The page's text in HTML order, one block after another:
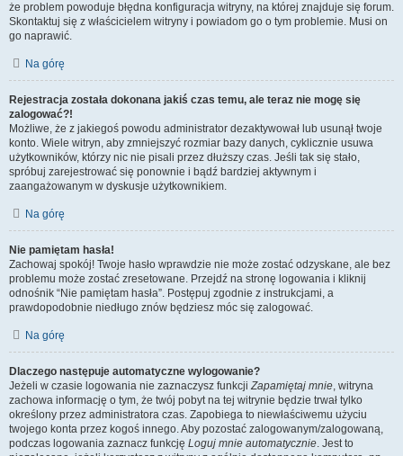
że problem powoduje błędna konfiguracja witryny, na której znajduje się forum.
Skontaktuj się z właścicielem witryny i powiadom go o tym problemie. Musi on
go naprawić.
Na górę
Rejestracja została dokonana jakiś czas temu, ale teraz nie mogę się
zalogować?!
Możliwe, że z jakiegoś powodu administrator dezaktywował lub usunął twoje
konto. Wiele witryn, aby zmniejszyć rozmiar bazy danych, cyklicznie usuwa
użytkowników, którzy nic nie pisali przez dłuższy czas. Jeśli tak się stało,
spróbuj zarejestrować się ponownie i bądź bardziej aktywnym i
zaangażowanym w dyskusje użytkownikiem.
Na górę
Nie pamiętam hasła!
Zachowaj spokój! Twoje hasło wprawdzie nie może zostać odzyskane, ale bez
problemu może zostać zresetowane. Przejdź na stronę logowania i kliknij
odnośnik “Nie pamiętam hasła”. Postępuj zgodnie z instrukcjami, a
prawdopodobnie niedługo znów będziesz móc się zalogować.
Na górę
Dlaczego następuje automatyczne wylogowanie?
Jeżeli w czasie logowania nie zaznaczysz funkcjiZapamiętaj mnie, witryna
zachowa informację o tym, że twój pobyt na tej witrynie będzie trwał tylko
określony przez administratora czas. Zapobiega to niewłaściwemu użyciu
twojego konta przez kogoś innego. Aby pozostać zalogowanym/zalogowaną,
podczas logowania zaznacz funkcję Loguj mnie automatycznie. Jest to